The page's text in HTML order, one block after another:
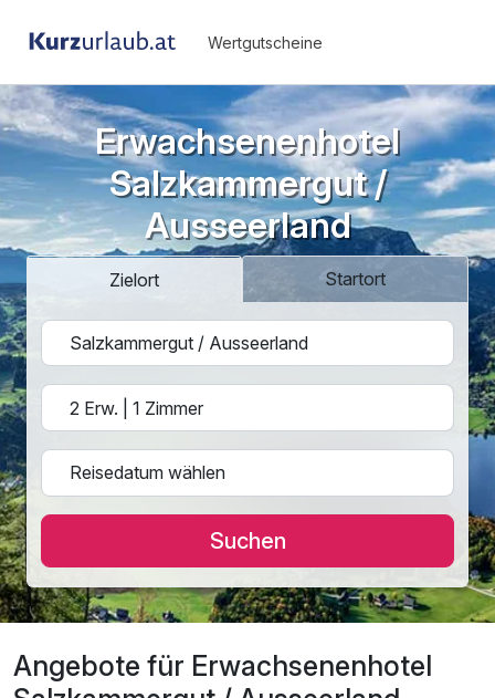
Wertgutscheine
Erwachsenenhotel
Salzkammergut /
Ausseerland
Zielort Startort
Suchen
Angebote für Erwachsenenhotel